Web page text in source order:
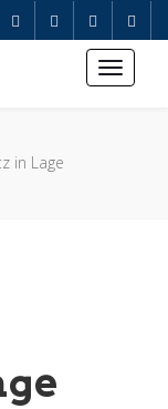
in Lage